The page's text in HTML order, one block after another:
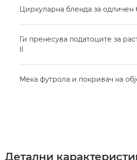
Циркуларна бленда за одличен
Ги пренесува податоците за
II
Мека футрола и покривач на
Детални